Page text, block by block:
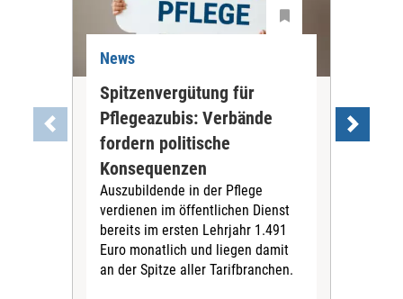
News
Spitzenvergütung für
Pflegeazubis: Verbände
fordern politische
Konsequenzen
Auszubildende in der Pflege
verdienen im öffentlichen Dienst
bereits im ersten Lehrjahr 1.491
Euro monatlich und liegen damit
an der Spitze aller Tarifbranchen.